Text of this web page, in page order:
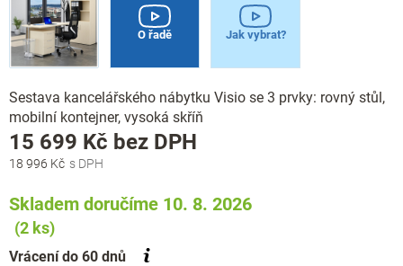
O řadě Jak vybrat?
Sestava kancelářského nábytku Visio se 3 prvky: rovný stůl,
mobilní kontejner, vysoká skříň
18 996 Kč
15 699 Kč bez DPH
Skladem doručíme 10. 8. 2026
(2 ks)
Vrácení do 60 dnů